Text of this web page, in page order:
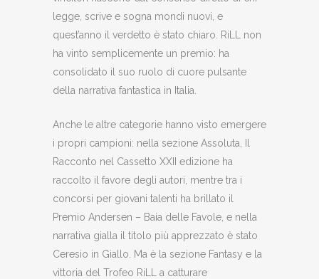
legge, scrive e sogna mondi nuovi, e
quest’anno il verdetto è stato chiaro. RiLL non
ha vinto semplicemente un premio: ha
consolidato il suo ruolo di cuore pulsante
della narrativa fantastica in Italia.
Anche le altre categorie hanno visto emergere
i propri campioni: nella sezione Assoluta, Il
Racconto nel Cassetto XXII edizione ha
raccolto il favore degli autori, mentre tra i
concorsi per giovani talenti ha brillato il
Premio Andersen – Baia delle Favole, e nella
narrativa gialla il titolo più apprezzato è stato
Ceresio in Giallo. Ma è la sezione Fantasy e la
vittoria del Trofeo RiLL a catturare